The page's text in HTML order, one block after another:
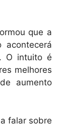
que a
O intuito é
melhores
aumento
falar sobre